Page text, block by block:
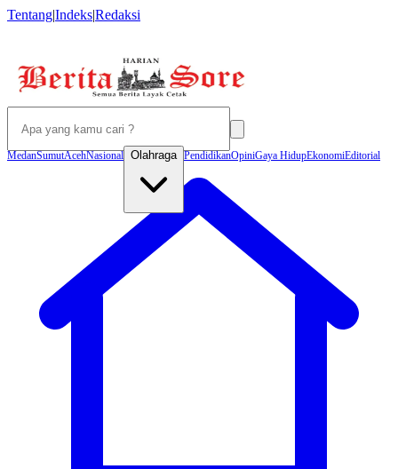
Tentang|Indeks|Redaksi
MedanSumutAcehNasional Olahraga PendidikanOpiniGaya HidupEkonomiEditorial